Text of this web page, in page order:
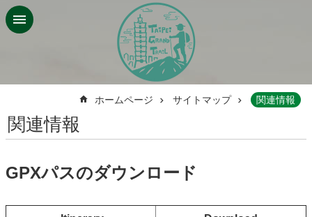
メインコンテンツブロックにスキップ
ホームページ サイトマップ 関連情報
関連情報
GPXパスのダウンロード